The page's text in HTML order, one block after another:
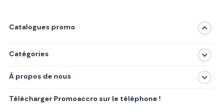
Catalogues promo
Catégories
Produits
Villes principales
À propos de nous
Politique de confidentialité
Télécharger Promoaccro sur le téléphone !